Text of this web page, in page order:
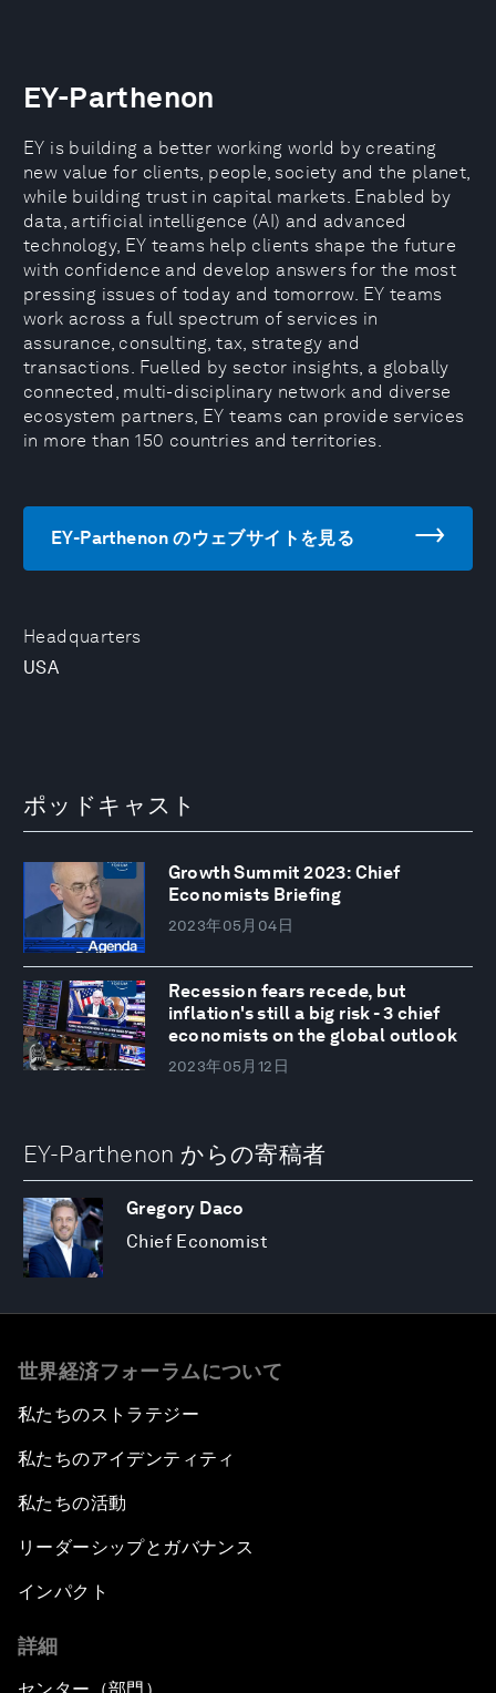
Headquarters
USA
EY-Parthenon
EY is building a better working world by creating
new value for clients, people, society and the planet,
while building trust in capital markets. Enabled by
data, artificial intelligence (AI) and advanced
technology, EY teams help clients shape the future
with confidence and develop answers for the most
pressing issues of today and tomorrow. EY teams
work across a full spectrum of services in
assurance, consulting, tax, strategy and
transactions. Fuelled by sector insights, a globally
connected, multi-disciplinary network and diverse
ecosystem partners, EY teams can provide services
in more than 150 countries and territories.
EY-Parthenon のウェブサイトを見る
ポッドキャスト
Growth Summit 2023: Chief
Economists Briefing
2023年05月04日
Recession fears recede, but
inflation's still a big risk - 3 chief
economists on the global outlook
2023年05月12日
EY-Parthenon からの寄稿者
Gregory Daco
Chief Economist
世界経済フォーラムについて
私たちのストラテジー
私たちのアイデンティティ
私たちの活動
リーダーシップとガバナンス
インパクト
詳細